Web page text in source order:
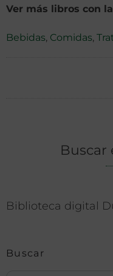
Ver más libros con
Bebidas, Comidas,
Buscar
Biblioteca digital
Buscar